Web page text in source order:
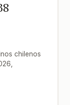
chilenos